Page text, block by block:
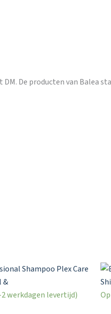
De producten van
werkdagen levertijd)